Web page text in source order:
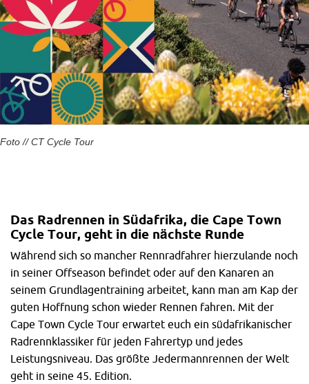
Foto // CT Cycle Tour​
Das Radrennen in Südafrika, die Cape Town
Cycle Tour, geht in die nächste Runde
Während sich so mancher Rennradfahrer hierzulande noch
in seiner Offseason befindet oder auf den Kanaren an
seinem Grundlagentraining arbeitet, kann man am Kap der
guten Hoffnung schon wieder Rennen fahren. Mit der
Cape Town Cycle Tour erwartet euch ein südafrikanischer
Radrennklassiker für jeden Fahrertyp und jedes
Leistungsniveau. Das größte Jedermannrennen der Welt
geht in seine 45. Edition.